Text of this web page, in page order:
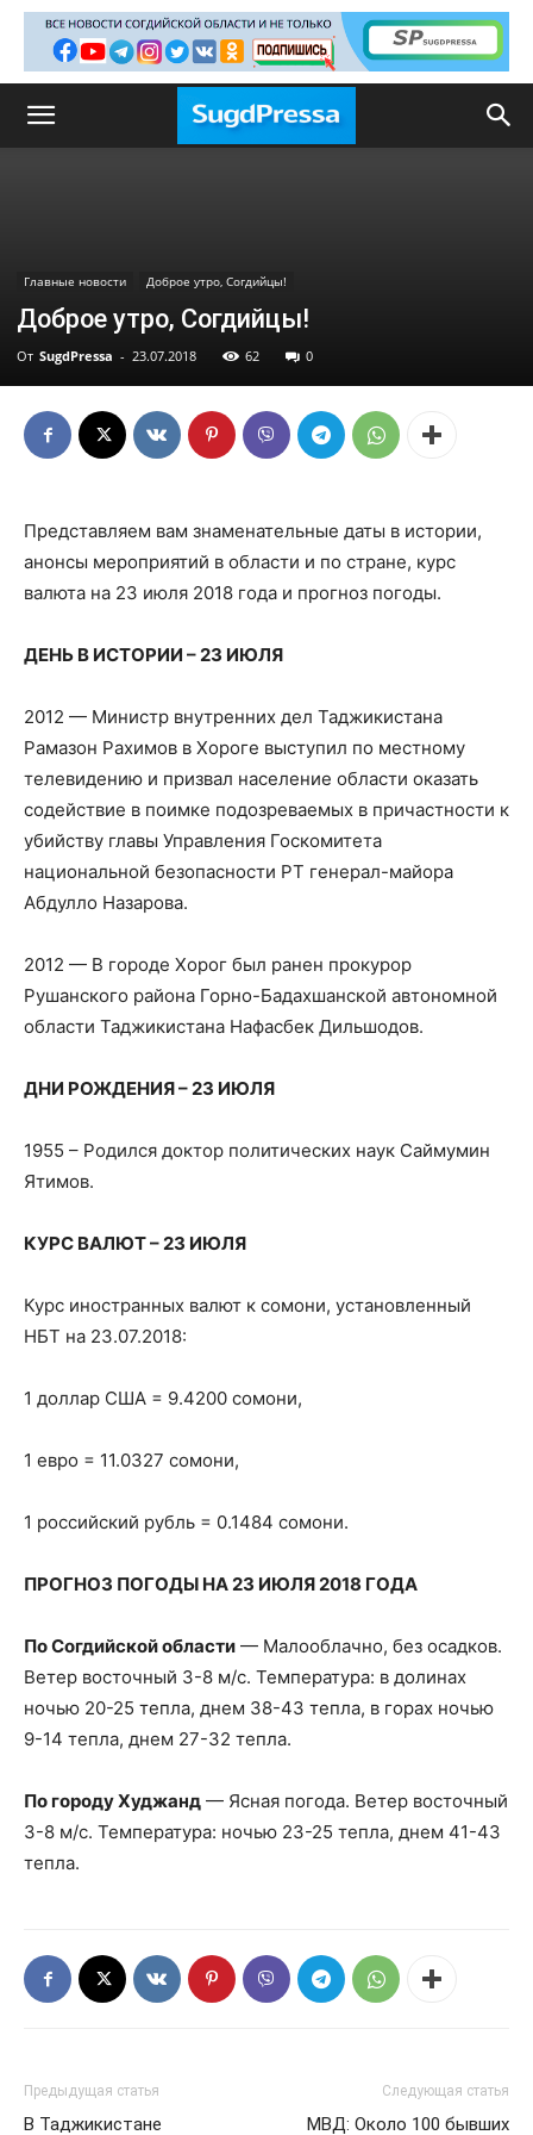
Главные новости Доброе утро, Согдийцы!
Доброе утро, Согдийцы!
От SugdPressa - 23.07.2018 62 0
Представляем вам знаменательные даты в истории,
анонсы мероприятий в области и по стране, курс
валюта на 23 июля 2018 года и прогноз погоды.
ДЕНЬ В ИСТОРИИ – 23 ИЮЛЯ
2012 — Министр внутренних дел Таджикистана
Рамазон Рахимов в Хороге выступил по местному
телевидению и призвал население области оказать
содействие в поимке подозреваемых в причастности к
убийству главы Управления Госкомитета
национальной безопасности РТ генерал-майора
Абдулло Назарова.
2012 — В городе Хорог был ранен прокурор
Рушанского района Горно-Бадахшанской автономной
области Таджикистана Нафасбек Дильшодов.
ДНИ РОЖДЕНИЯ – 23 ИЮЛЯ
1955 – Родился доктор политических наук Саймумин
Ятимов.
КУРС ВАЛЮТ – 23 ИЮЛЯ
Курс иностранных валют к сомони, установленный
НБТ на 23.07.2018:
1 доллар США = 9.4200 сомони,
1 евро = 11.0327 сомони,
1 российский рубль = 0.1484 сомони.
ПРОГНОЗ ПОГОДЫ НА 23 ИЮЛЯ 2018 ГОДА
По Согдийской области — Малооблачно, без осадков.
Ветер восточный 3-8 м/с. Температура: в долинах
ночью 20-25 тепла, днем 38-43 тепла, в горах ночью
9-14 тепла, днем 27-32 тепла.
По городу Худжанд — Ясная погода. Ветер восточный
3-8 м/с. Температура: ночью 23-25 тепла, днем 41-43
тепла.
Предыдущая статья
В Таджикистане
Следующая статья
МВД: Около 100 бывших